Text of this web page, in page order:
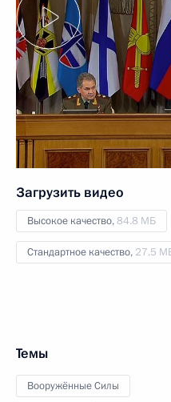
Загрузить видео
Высокое качество,84.8 МБ
Стандартное качество, 27.5
Темы
Вооружённые Силы